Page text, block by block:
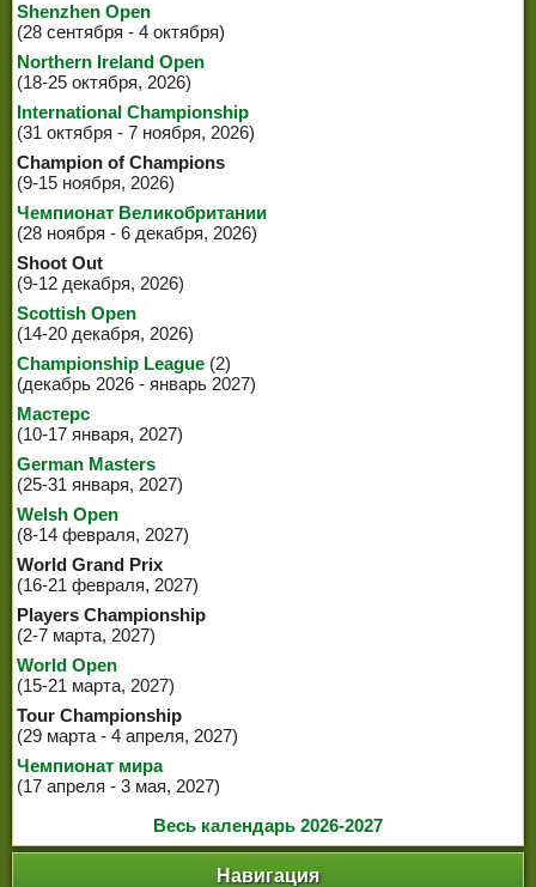
Shenzhen Open
(28 сентября - 4 октября)
Northern Ireland Open
(18-25 октября, 2026)
International Championship
(31 октября - 7 ноября, 2026)
Champion of Champions
(9-15 ноября, 2026)
Чемпионат Великобритании
(28 ноября - 6 декабря, 2026)
Shoot Out
(9-12 декабря, 2026)
Scottish Open
(14-20 декабря, 2026)
Championship League (2)
(декабрь 2026 - январь 2027)
Мастерс
(10-17 января, 2027)
German Masters
(25-31 января, 2027)
Welsh Open
(8-14 февраля, 2027)
World Grand Prix
(16-21 февраля, 2027)
Players Championship
(2-7 марта, 2027)
World Open
(15-21 марта, 2027)
Tour Championship
(29 марта - 4 апреля, 2027)
Чемпионат мира
(17 апреля - 3 мая, 2027)
Весь календарь 2026-2027
Навигация